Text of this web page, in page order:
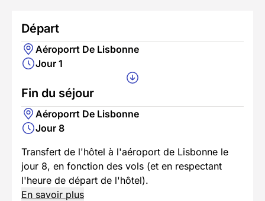
Départ
Aéroporrt De Lisbonne
Jour 1
Fin du séjour
Aéroporrt De Lisbonne
Jour 8
Transfert de l'hôtel à l'aéroport de Lisbonne le
jour 8, en fonction des vols (et en respectant
l'heure de départ de l'hôtel).
En savoir plus